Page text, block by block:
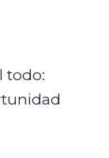
todo: